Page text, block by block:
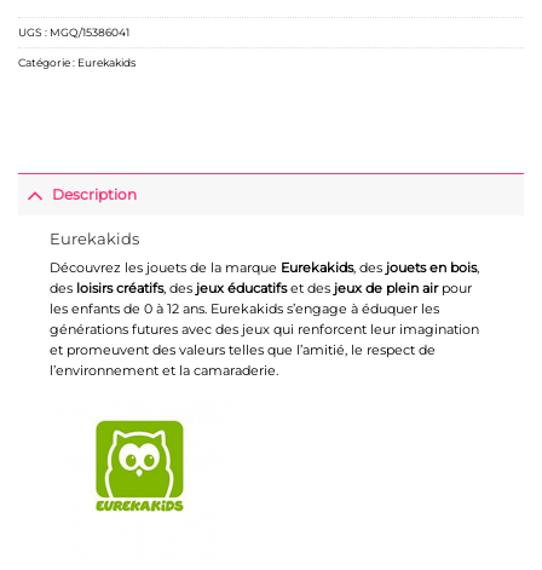
UGS : MGQ/15386041
Catégorie : Eurekakids
Description
Eurekakids
Découvrez les jouets de la marque Eurekakids, des jouets en bois,
des loisirs créatifs, des jeux éducatifset des jeux de plein airpour
les enfants de 0 à 12 ans. Eurekakids s’engage à éduquer les
générations futures avec des jeux qui renforcent leur imagination
et promeuvent des valeurs telles que l’amitié, le respect de
l’environnement et la camaraderie.